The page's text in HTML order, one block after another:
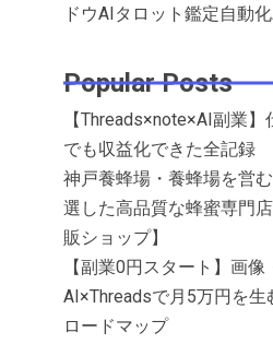
ドウAIタロット鑑定自動
Popular Posts
【Threads×note×AI副業
でも収益化できた全記録
神戸養蜂場・養蜂場を営
選した高品質な蜂蜜専門
販ショップ】
【副業0円スタート】画
AI×Threadsで月5万円を生
ロードマップ